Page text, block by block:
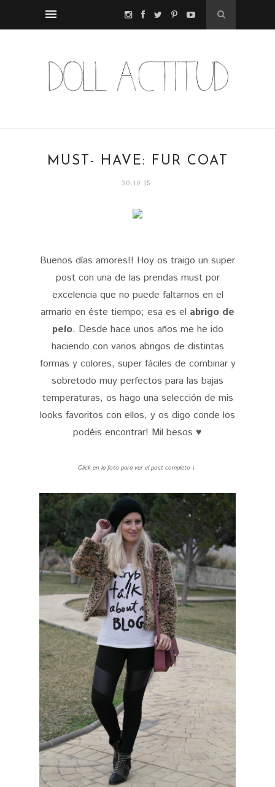
MUST- HAVE: FUR COAT
30.10.15
Buenos días amores!! Hoy os traigo un super
post con una de las prendas must por
excelencia que no puede faltarnos en el
armario en éste tiempo; esa es el abrigo de
pelo. Desde hace unos años me he ido
haciendo con varios abrigos de distintas
formas y colores, super fáciles de combinar y
sobretodo muy perfectos para las bajas
temperaturas, os hago una selección de mis
looks favoritos con ellos, y os digo conde los
podéis encontrar! Mil besos ♥
Click en la foto para ver el post completo ↓